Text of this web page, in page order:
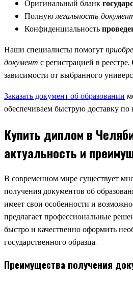
Оригинальный бланк
Полнуюлегальность
Конфиденциальность
Наши специалисты помогут
документ с регистрацией в реестре.
зависимости от выбранного
Заказать документ об образовании
обеспечиваем быструю доставку по
Купить диплом в
актуальность и
В современном мире существует
получения документов об
имеет свои особенности и
предлагает профессиональные
быстро и качественно оформить
государственного образца.
Преимущества получения